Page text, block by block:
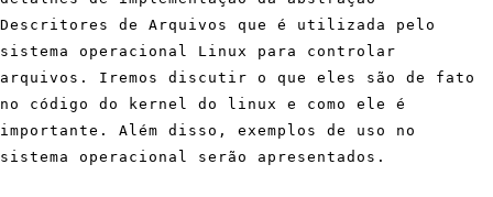
Descritores de Arquivos que é utilizada pelo
sistema operacional Linux para controlar
arquivos. Iremos discutir o que eles são de fato
no código do kernel do linux e como ele é
importante. Além disso, exemplos de uso no
sistema operacional serão apresentados.